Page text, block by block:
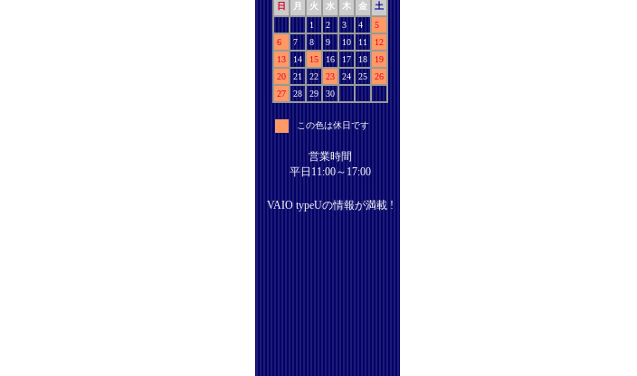
日 月 火 水 木 金
土
1
2 3 4
5
6
7 8 9 10 11
12
13
14 15 16 17 18
19
20
21 22 23 24 25
26
27
28 29 30
この色は休日です
営業時間
平日11:00～17:00
VAIO typeUの情報が満載 !